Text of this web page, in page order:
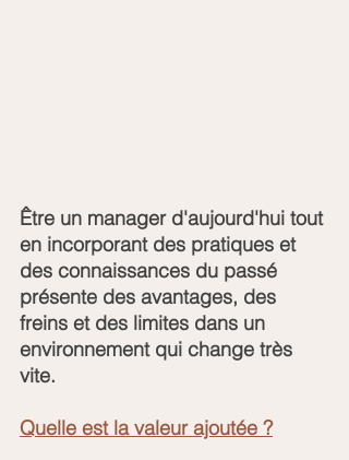
Être un manager d'aujourd'hui tout
en incorporant des pratiques et
des connaissances du passé
présente des avantages, des
freins et des limites dans un
environnement qui change très
vite.
Quelle est la valeur ajoutée ?